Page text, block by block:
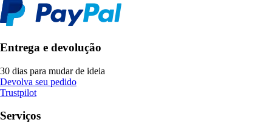
Entrega e devolução
30 dias para mudar de ideia
Devolva seu pedido
Trustpilot
Serviços